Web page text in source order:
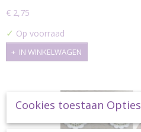
€ 2,75
✓ Op voorraad
IN WINKELWAGEN
Cookies toestaan Opties